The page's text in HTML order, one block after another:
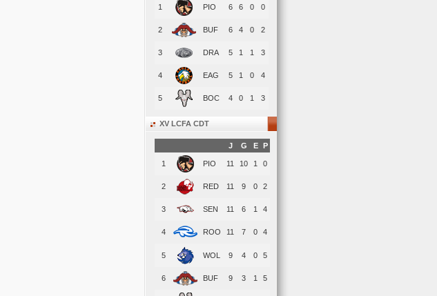
1 PIO 6 6 0 0
2 BUF 6 4 0 2
3 DRA 5 1 1 3
4 EAG 5 1 0 4
5 BOC 4 0 1 3
XV LCFA CDT
J G E P
1 PIO 11 10 1 0
2 RED 11 9 0 2
3 SEN 11 6 1 4
4 ROO 11 7 0 4
5 WOL 9 4 0 5
6 BUF 9 3 1 5